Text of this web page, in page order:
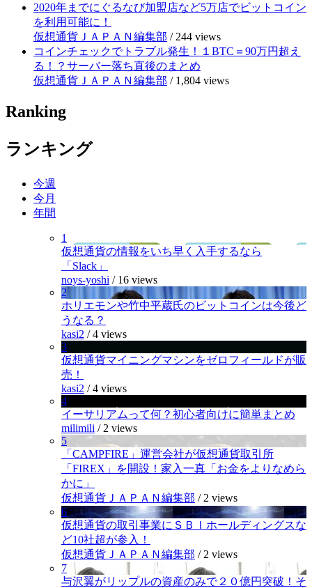
2020年までにぐるなび加盟店など5万店でビットコイン
を利用可能に！
仮想通貨ＪＡＰＡＮ編集部 / 244 views
コインチェックでトラブル発生！１BTC＝90万円超え
る！？サーバー落ち直後のまとめ
仮想通貨ＪＡＰＡＮ編集部 / 1,804 views
Ranking
ランキング
今週
今月
年間
1
仮想通貨の情報をいち早く入手するなら
「Slack」
noys-yoshi / 16 views
2
ホリエモンや竹中平蔵氏のビットコインは今後ど
うなる？
kasi2 /4 views
3
仮想通貨マイニングマシンをゼロフィールドが販
売！
kasi2 /4 views
4
イーサリアムって何？初心者向けに簡単まとめ
milimili / 2 views
5
「CAMPFIRE」運営会社が仮想通貨取引所
「FIREX」を開設！家入一真「お金をよりなめら
かに」
仮想通貨ＪＡＰＡＮ編集部 / 2 views
6
仮想通貨の取引事業にＳＢＩホールディングスな
ど10社超が参入！
仮想通貨ＪＡＰＡＮ編集部 / 2 views
7
与沢翼がリップルの資産のみで２０億円突破！そ